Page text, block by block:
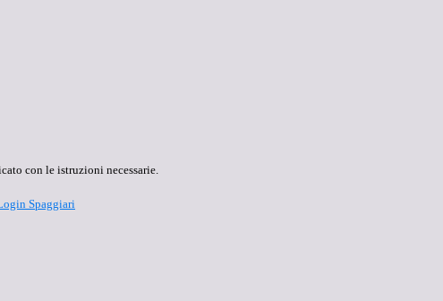
con le istruzioni necessarie.
Spaggiari